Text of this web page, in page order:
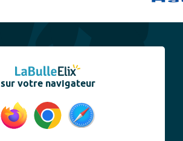
sur votre navigateur